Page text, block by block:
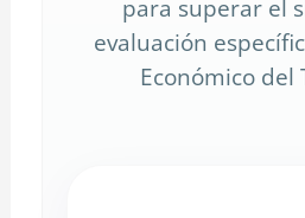
para superar el
evaluación
Económico del